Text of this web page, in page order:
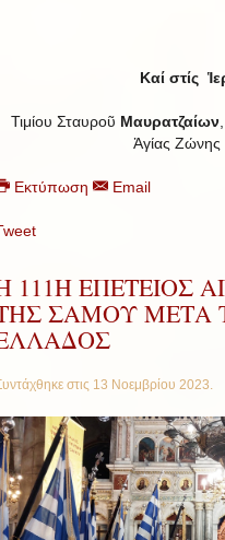
Καί στίς
Τιμίου Σταυροῦ Μαυρατζαίων
Ἁγίας Ζώνης
Εκτύπωση Email
111Η ΕΠΕΤΕΙΟΣ
ΣΑΜΟΥ ΜΕΤΑ
στις 13 Νοεμβρίου 2023.